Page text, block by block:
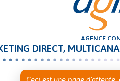
AGENCE
DIRECT,